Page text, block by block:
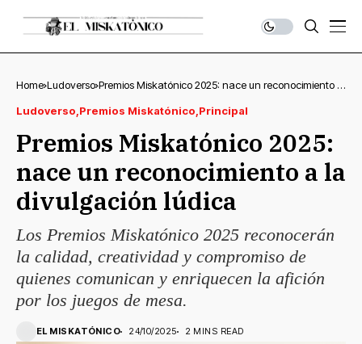
Home Ludoverso Premios Miskatónico 2025: nace un reconocimiento a
Ludoverso Premios Miskatónico Principal
Premios Miskatónico 2025:
nace un reconocimiento a la
divulgación lúdica
Los Premios Miskatónico 2025 reconocerán
la calidad, creatividad y compromiso de
quienes comunican y enriquecen la afición
por los juegos de mesa.
EL MISKATÓNICO 24/10/2025 2 MINS READ